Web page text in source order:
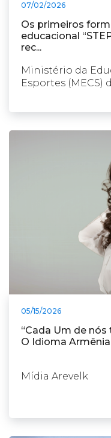
07/02/2026
Os primeiros
educacional
rec...
Ministério da
Esportes (MECS)
05/15/2026
“Cada Um de
O Idioma
Mídia Arevelk